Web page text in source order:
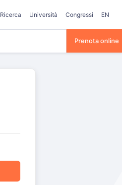
Ricerca Università Congressi EN
Prenota online